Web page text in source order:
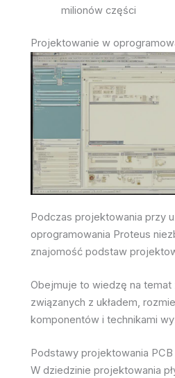
milionów części
Projektowanie w
Podczas projektowania przy
oprogramowania Proteus
znajomość podstaw
Obejmuje to wiedzę na temat
związanych z układem,
komponentów i technikami
Podstawy projektowania PCB
W dziedzinie projektowania